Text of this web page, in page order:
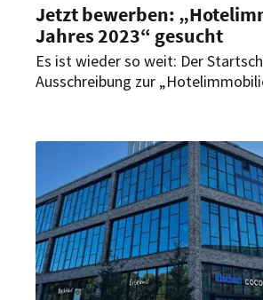
Jetzt bewerben:
Jahres 2023“ gesucht
Es ist wieder so weit: Der
Ausschreibung zur
Bewerbungsfrist endet am 31.